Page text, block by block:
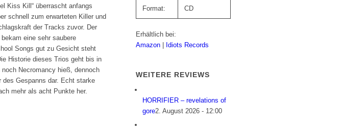
Kiss Kill“ überrascht anfangs
schnell zum erwarteten Killer und
der Tracks zuvor. Der
eine sehr saubere
Songs gut zu Gesicht steht
Historie dieses Trios geht bis in
Necromancy hieß, dennoch
des Gespanns dar. Echt starke
mehr als acht Punkte her.
Format: CD
Erhältlich bei:
Amazon
Idiots Records
WEITERE REVIEWS
HORRIFIER – revelations of
gore2. August 2026 - 12:00